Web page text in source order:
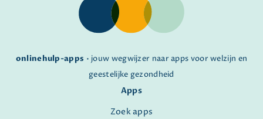
onlinehulp-apps • jouw wegwijzer naar apps voor welzijn en
geestelijke gezondheid
Apps
Zoek apps